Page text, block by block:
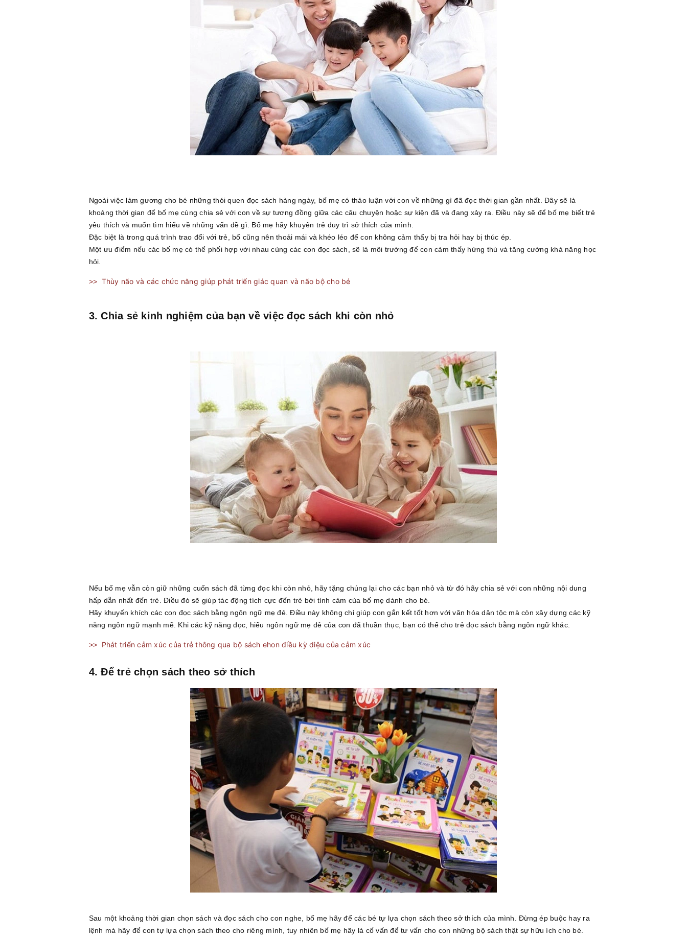
Ngoài việc làm gương cho bé những thói quen đọc sách hàng ngày, bố mẹ có thảo luận với con về những gì đã đọc thời gian gần nhất. Đây sẽ là
khoảng thời gian để bố mẹ cùng chia sẻ với con về sự tương đồng giữa các câu chuyện hoặc sự kiện đã và đang xảy ra. Điều này sẽ để bố mẹ biết trẻ
yêu thích và muốn tìm hiểu về những vấn đề gì. Bố mẹ hãy khuyên trẻ duy trì sở thích của mình.
Đặc biệt là trong quá trình trao đổi với trẻ, bố cũng nên thoải mái và khéo léo để con không cảm thấy bị tra hỏi hay bị thúc ép.
Một ưu điểm nếu các bố mẹ có thể phối hợp với nhau cùng các con đọc sách, sẽ là môi trường để con cảm thấy hứng thú và tăng cường khả năng học
hỏi.
>> Thùy não và các chức năng giúp phát triển giác quan và não bộ cho bé
3. Chia sẻ kinh nghiệm của bạn về việc đọc sách khi còn nhỏ
Nếu bố mẹ vẫn còn giữ những cuốn sách đã từng đọc khi còn nhỏ, hãy tặng chúng lại cho các bạn nhỏ và từ đó hãy chia sẻ với con những nội dung
hấp dẫn nhất đến trẻ. Điều đó sẽ giúp tác động tích cực đến trẻ bởi tình cảm của bố mẹ dành cho bé.
Hãy khuyến khích các con đọc sách bằng ngôn ngữ mẹ đẻ. Điều này không chỉ giúp con gắn kết tốt hơn với văn hóa dân tộc mà còn xây dựng các kỹ
năng ngôn ngữ mạnh mẽ. Khi các kỹ năng đọc, hiểu ngôn ngữ mẹ đẻ của con đã thuần thục, bạn có thể cho trẻ đọc sách bằng ngôn ngữ khác.
>> Phát triển cảm xúc của trẻ thông qua bộ sách ehon điều kỳ diệu của cảm xúc
4. Để trẻ chọn sách theo sở thích
Sau một khoảng thời gian chọn sách và đọc sách cho con nghe, bố mẹ hãy để các bé tự lựa chọn sách theo sở thích của mình. Đừng ép buộc hay ra
lệnh mà hãy để con tự lựa chọn sách theo cho riêng mình, tuy nhiên bố mẹ hãy là cố vấn để tư vấn cho con những bộ sách thật sự hữu ích cho bé.